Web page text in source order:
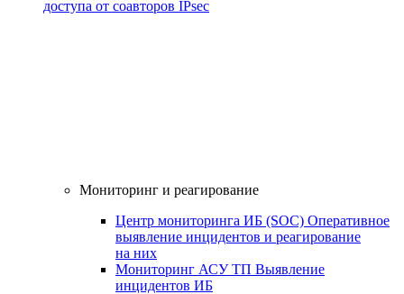
доступа от соавторов IPsec
Мониторинг и реагирование
Центр мониторинга ИБ (SOC) Оперативное
выявление инцидентов и реагирование
на них
Мониторинг АСУ ТП Выявление
инцидентов ИБ